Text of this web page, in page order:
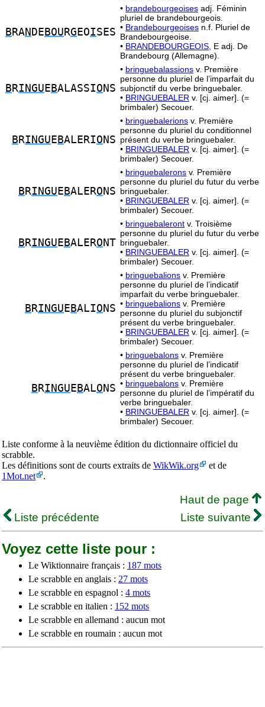
B RAN DE BOU RG EOISES
• brandebourgeoises adj. Féminin
pluriel de brandebourgeois.
• Brandebourgeoises n.f. Pluriel de
Brandebourgeoise.
• BRANDEBOURGEOIS, E adj. De
Brandebourg (Allemagne).
B RINGU E BALASSIO NS
• bringuebalassions v. Première
personne du pluriel de l’imparfait du
subjonctif du verbe bringuebaler.
• BRINGUEBALER v. [cj. aimer]. (=
brimbaler) Secouer.
B RINGU E BALERIO NS
• bringuebalerions v. Première
personne du pluriel du conditionnel
présent du verbe bringuebaler.
• BRINGUEBALER v. [cj. aimer]. (=
brimbaler) Secouer.
B RINGU E BALERO NS
• bringuebalerons v. Première
personne du pluriel du futur du verbe
bringuebaler.
• BRINGUEBALER v. [cj. aimer]. (=
brimbaler) Secouer.
B RINGU E BALERO NT
• bringuebaleront v. Troisième
personne du pluriel du futur du verbe
bringuebaler.
• BRINGUEBALER v. [cj. aimer]. (=
brimbaler) Secouer.
B RINGU E BALIO NS
• bringuebalions v. Première
personne du pluriel de l’indicatif
imparfait du verbe bringuebaler.
• bringuebalions v. Première
personne du pluriel du subjonctif
présent du verbe bringuebaler.
• BRINGUEBALER v. [cj. aimer]. (=
brimbaler) Secouer.
B RINGU E BALO NS
• bringuebalons v. Première
personne du pluriel de l’indicatif
présent du verbe bringuebaler.
• bringuebalons v. Première
personne du pluriel de l’impératif du
verbe bringuebaler.
• BRINGUEBALER v. [cj. aimer]. (=
brimbaler) Secouer.
Liste conforme à la neuvième édition du dictionnaire officiel du
scrabble.
Les définitions sont de courts extraits de WikWik.org
et de
1Mot.net
.
Haut de page
Liste précédente
Liste suivante
Voyez cette liste pour :
Le Wiktionnaire français : 187 mots
Le scrabble en anglais : 27 mots
Le scrabble en espagnol : 4 mots
Le scrabble en italien : 152 mots
Le scrabble en allemand : aucun mot
Le scrabble en roumain : aucun mot